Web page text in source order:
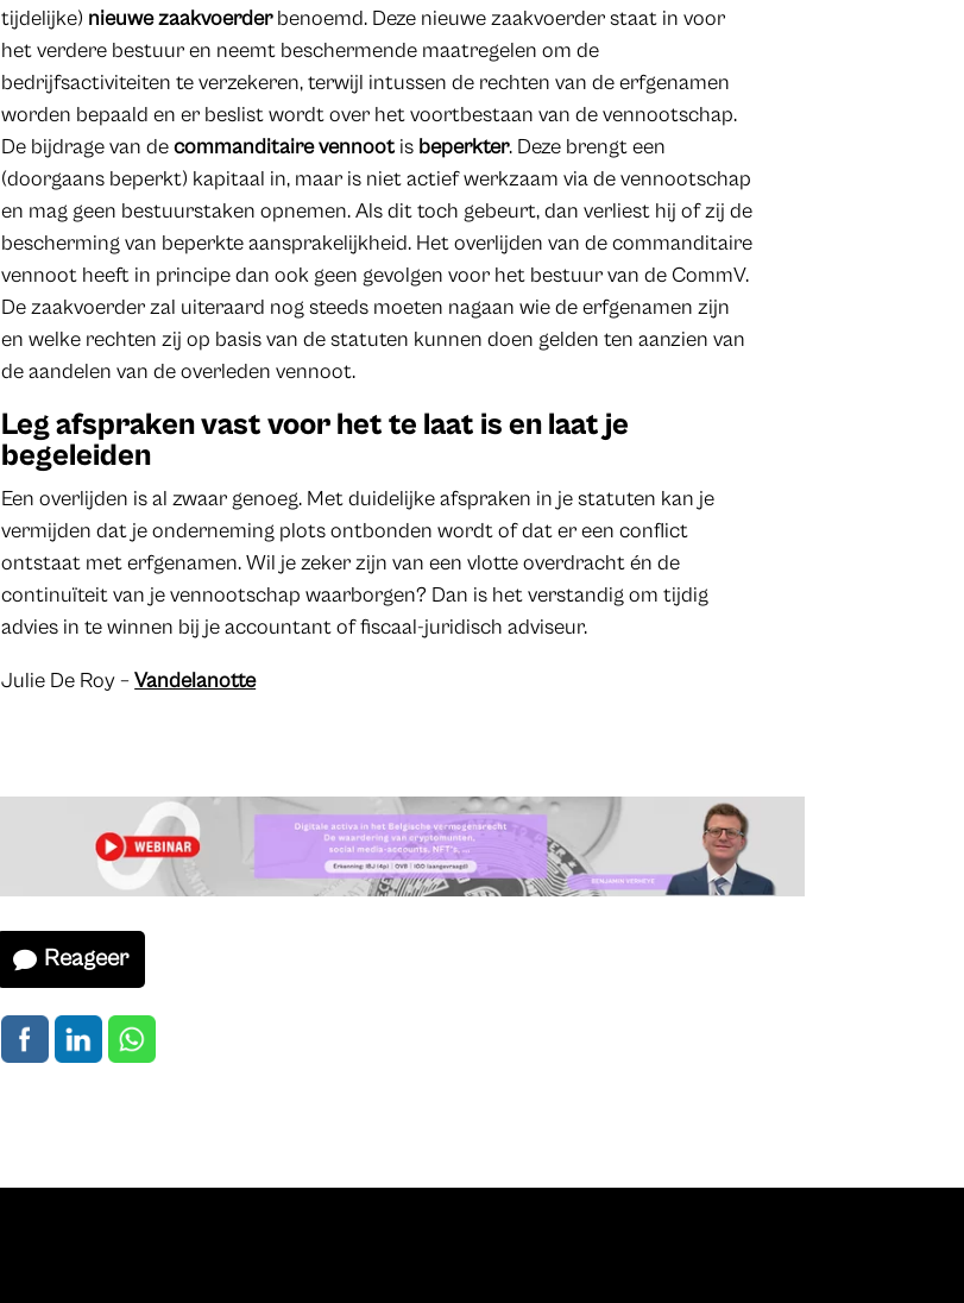
tijdelijke) nieuwe zaakvoerderbenoemd. Deze nieuwe zaakvoerder staat in voor
het verdere bestuur en neemt beschermende maatregelen om de
bedrijfsactiviteiten te verzekeren, terwijl intussen de rechten van de erfgenamen
worden bepaald en er beslist wordt over het voortbestaan van de vennootschap.
De bijdrage van decommanditaire vennoot is beperkter. Deze brengt een
(doorgaans beperkt) kapitaal in, maar is niet actief werkzaam via de vennootschap
en mag geen bestuurstaken opnemen. Als dit toch gebeurt, dan verliest hij of zij de
bescherming van beperkte aansprakelijkheid. Het overlijden van de commanditaire
vennoot heeft in principe dan ook geen gevolgen voor het bestuur van de CommV.
De zaakvoerder zal uiteraard nog steeds moeten nagaan wie de erfgenamen zijn
en welke rechten zij op basis van de statuten kunnen doen gelden ten aanzien van
de aandelen van de overleden vennoot.
Leg afspraken vast voor het te laat is en laat je
begeleiden
Een overlijden is al zwaar genoeg. Met duidelijke afspraken in je statuten kan je
vermijden dat je onderneming plots ontbonden wordt of dat er een conflict
ontstaat met erfgenamen. Wil je zeker zijn van een vlotte overdracht én de
continuïteit van je vennootschap waarborgen? Dan is het verstandig om tijdig
advies in te winnen bij je accountant of fiscaal-juridisch adviseur.
​Julie De Roy –Vandelanotte
Reageer